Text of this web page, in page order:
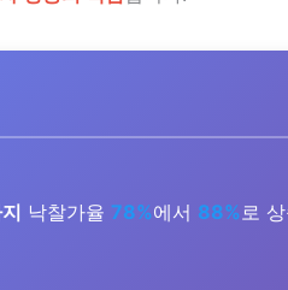
낙찰가율 78%에서 88%로